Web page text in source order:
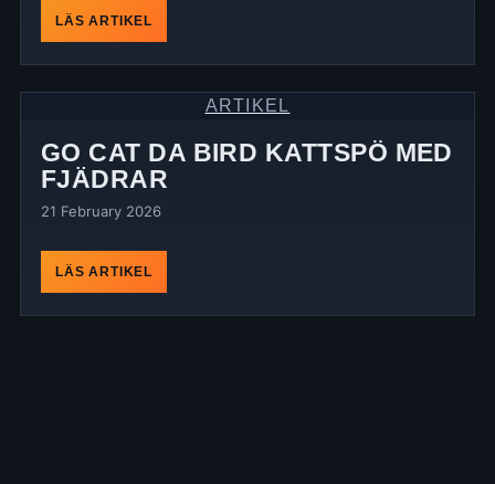
LÄS ARTIKEL
ARTIKEL
GO CAT DA BIRD KATTSPÖ MED
FJÄDRAR
21 February 2026
LÄS ARTIKEL